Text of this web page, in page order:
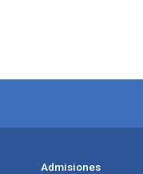
Admisiones